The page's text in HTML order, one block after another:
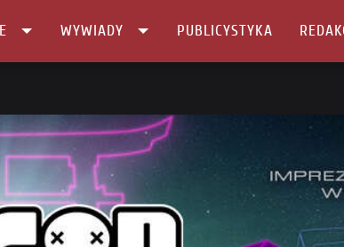
WYWIADY PUBLICYSTYKA